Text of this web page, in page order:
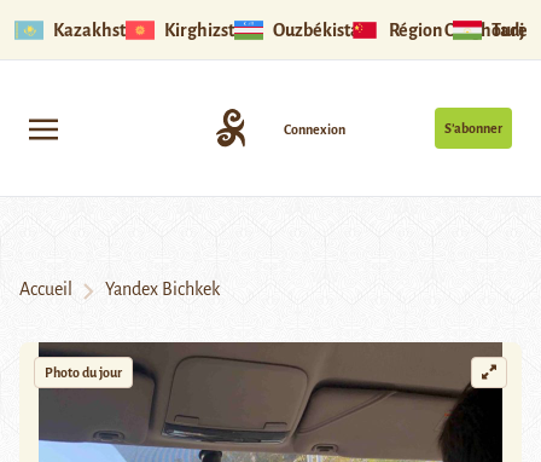
Kazakhstan Kirghizstan Ouzbékistan Région Ouïghoure
S’abonner
Connexion
Accueil Yandex Bichkek
Photo du jour